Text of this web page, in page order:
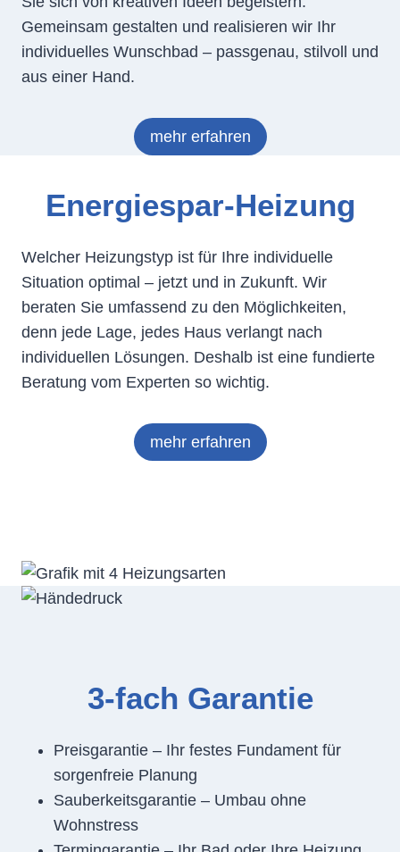
Gemeinsam gestalten und realisieren wir Ihr
individuelles Wunschbad – passgenau, stilvoll und
aus einer Hand.
mehr erfahren
Energiespar-Heizung
Welcher Heizungstyp ist für Ihre individuelle
Situation optimal – jetzt und in Zukunft. Wir
beraten Sie umfassend zu den Möglichkeiten,
denn jede Lage, jedes Haus verlangt nach
individuellen Lösungen. Deshalb ist eine fundierte
Beratung vom Experten so wichtig.
mehr erfahren
3-fach Garantie
Preisgarantie – Ihr festes Fundament für
sorgenfreie Planung
Sauberkeitsgarantie – Umbau ohne
Wohnstress